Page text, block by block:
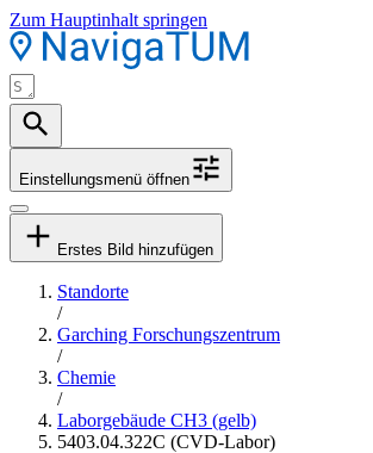
Zum Hauptinhalt springen
Einstellungsmenü öffnen
Erstes Bild hinzufügen
Standorte
/
Garching Forschungszentrum
/
Chemie
/
Laborgebäude CH3 (gelb)
5403.04.322C (CVD-Labor)